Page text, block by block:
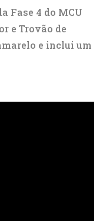
Fase 4 do MCU
e Trovão de
e inclui um